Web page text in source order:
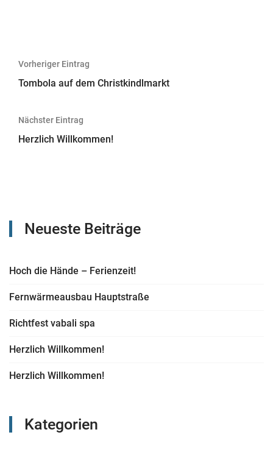
Beitragsnavigation
Vorheriger Eintrag
Tombola auf dem Christkindlmarkt
Nächster Eintrag
Herzlich Willkommen!
Neueste Beiträge
Hoch die Hände – Ferienzeit!
Fernwärmeausbau Hauptstraße
Richtfest vabali spa
Herzlich Willkommen!
Herzlich Willkommen!
Kategorien